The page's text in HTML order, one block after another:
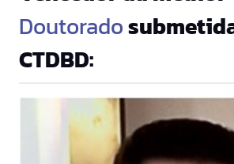
Doutorado
CTDBD: